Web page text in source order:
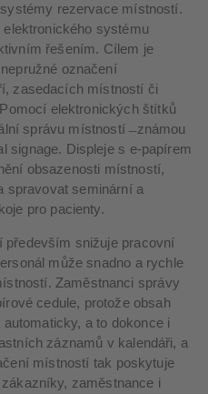
rezervace místností.
systému
řešením. Cílem je
označení
zasedacích místností či
elektronických štítků
správu místností ̶ známou
signage. Displeje s e-papírem
obsazenosti místností,
spravovat seminární a
pro pacienty.
snižuje pracovní
může snadno a rychle
Zaměstnanci správy
cedule, protože obsah
a to dokonce i
záznamů v kalendáři, a
místností tak poskytuje
zaměstnance i